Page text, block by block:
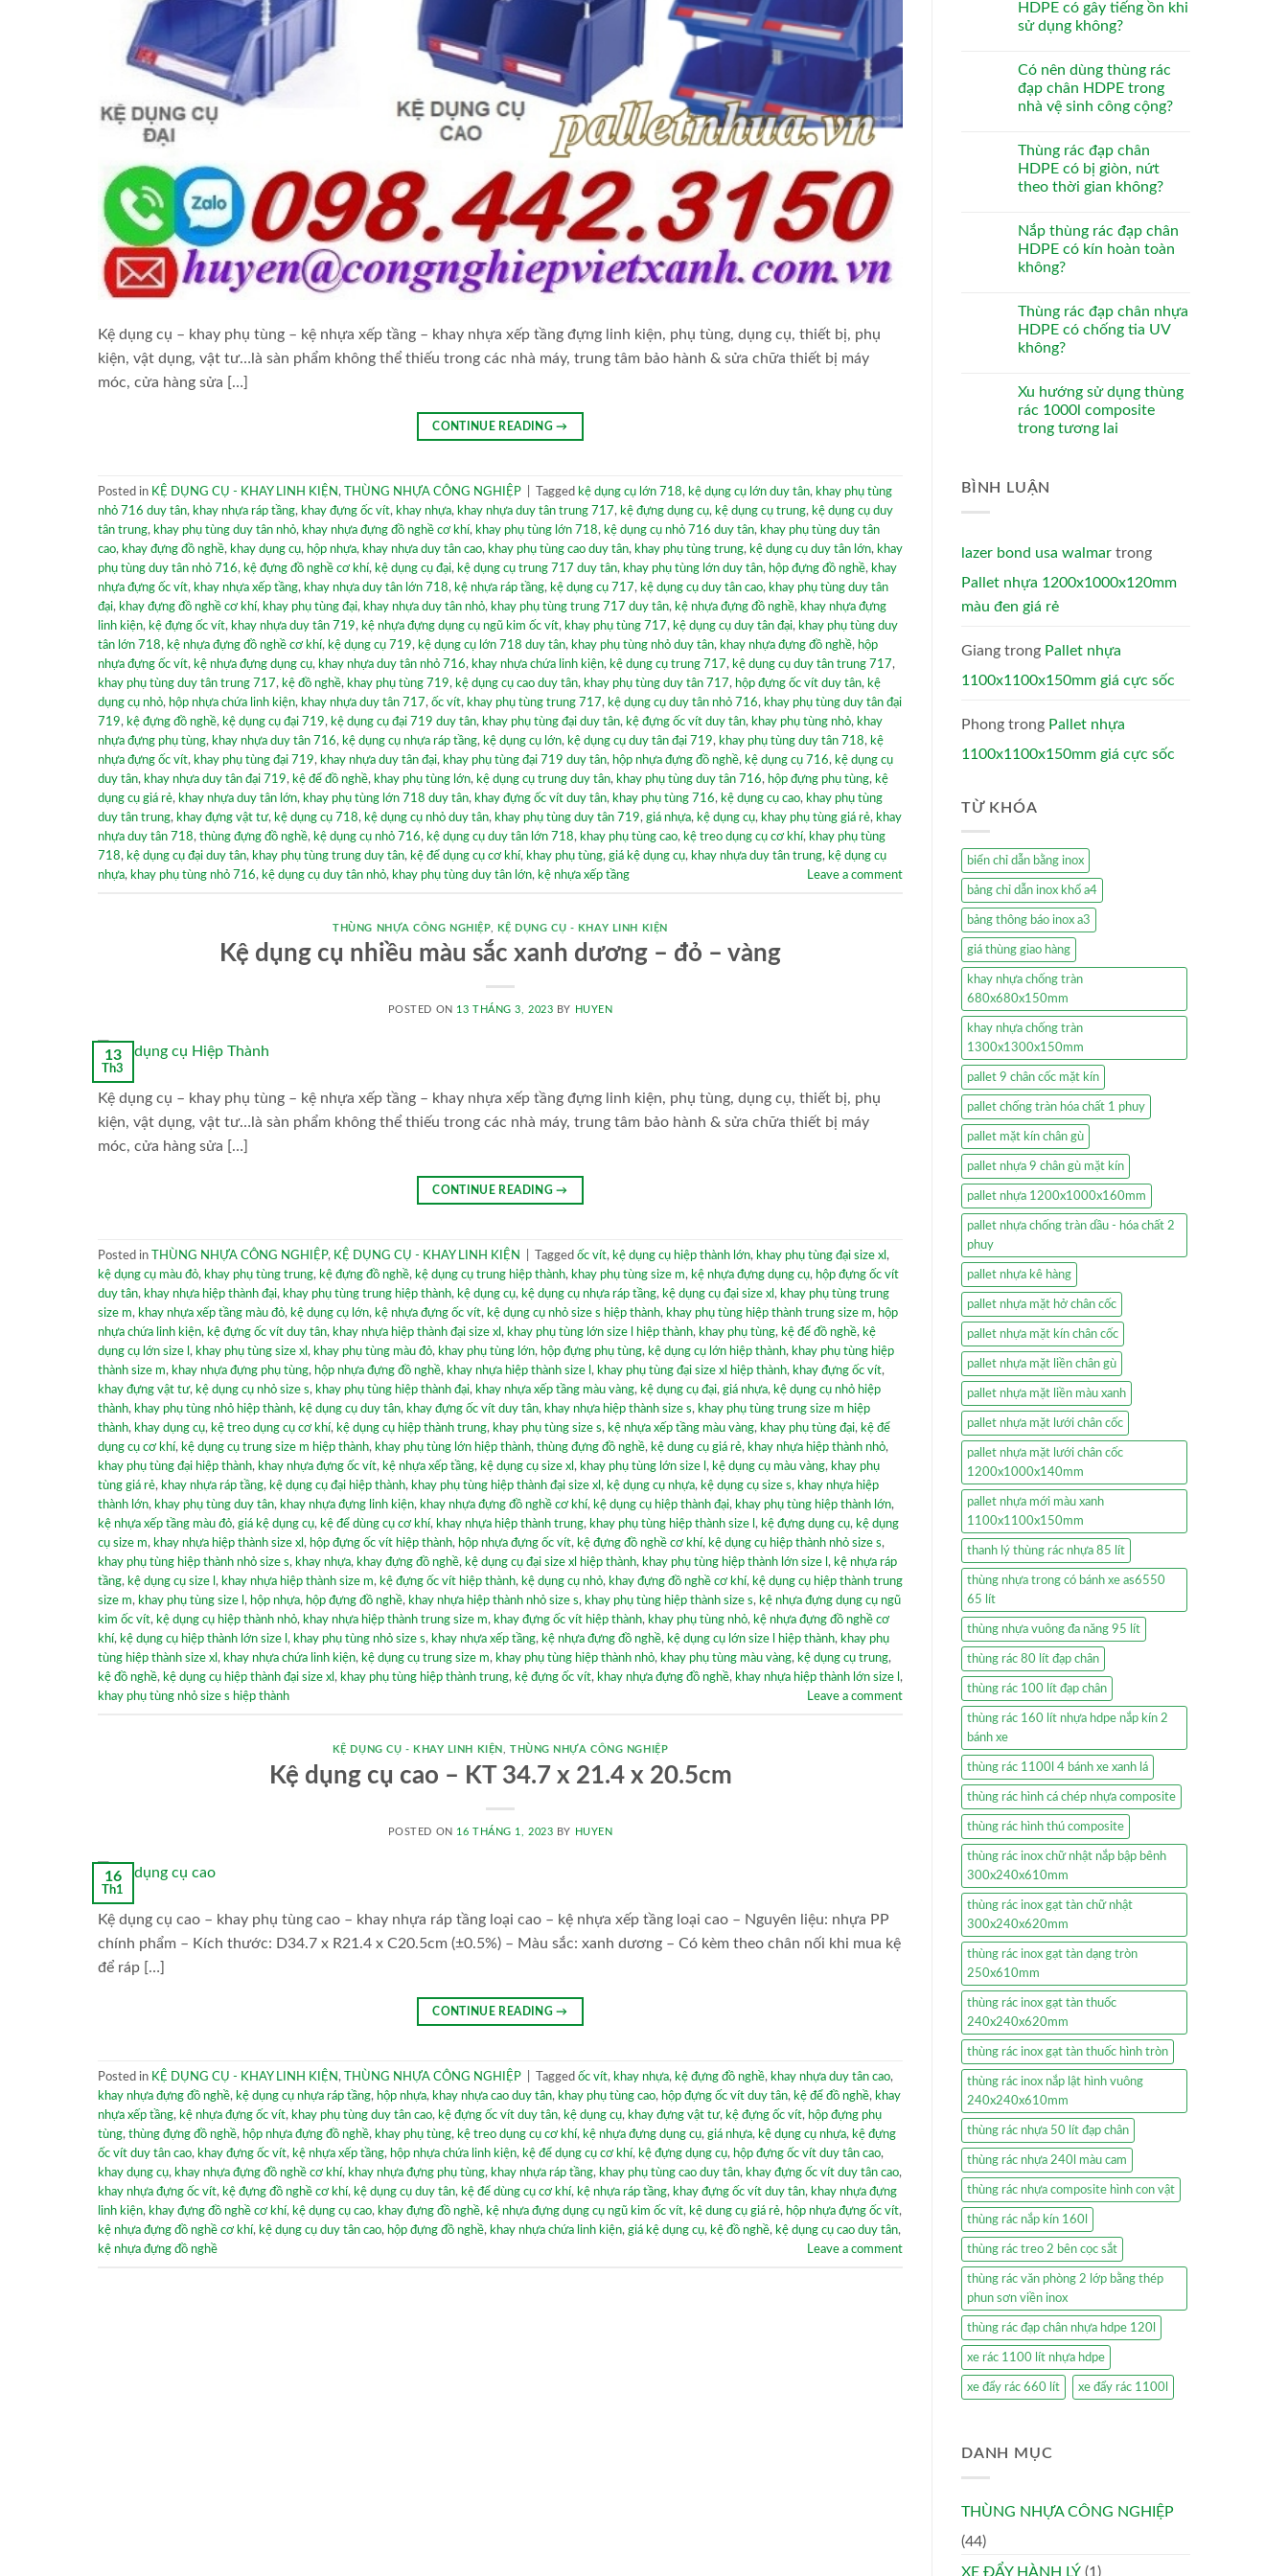
Kệ dụng cụ – khay phụ tùng – kệ nhựa xếp tầng – khay nhựa xếp tầng đựng linh kiện, phụ tùng, dụng cụ, thiết bị, phụ
kiện, vật dụng, vật tư…là sàn phẩm không thể thiếu trong các nhà máy, trung tâm bảo hành & sửa chữa thiết bị máy
móc, cửa hàng sửa […]
CONTINUE READING→
Posted in KỆ DỤNG CỤ - KHAY LINH KIỆN , THÙNG NHỰA CÔNG NGHIỆP Tagged kệ dụng cụ lớn 718, kệ dụng cụ lớn duy tân, khay phụ tùng
nhỏ 716 duy tân, khay nhựa ráp tầng, khay đựng ốc vít, khay nhựa, khay nhựa duy tân trung 717, kệ đựng dụng cụ, kệ dụng cụ trung, kệ dụng cụ duy
tân trung, khay phụ tùng duy tân nhỏ, khay nhựa đựng đồ nghề cơ khí, khay phụ tùng lớn 718, kệ dụng cụ nhỏ 716 duy tân, khay phụ tùng duy tân
cao, khay đựng đồ nghề, khay dụng cụ, hộp nhựa, khay nhựa duy tân cao, khay phụ tùng cao duy tân, khay phụ tùng trung, kệ dụng cụ duy tân lớn, khay
phụ tùng duy tân nhỏ 716, kệ đựng đồ nghề cơ khí, kệ dụng cụ đại, kệ dụng cụ trung 717 duy tân, khay phụ tùng lớn duy tân, hộp đựng đồ nghề, khay
nhựa đựng ốc vít, khay nhựa xếp tầng, khay nhựa duy tân lớn 718, kệ nhựa ráp tầng, kệ dụng cụ 717, kệ dụng cụ duy tân cao, khay phụ tùng duy tân
đại, khay đựng đồ nghề cơ khí, khay phụ tùng đại, khay nhựa duy tân nhỏ, khay phụ tùng trung 717 duy tân, kệ nhựa đựng đồ nghề, khay nhựa đựng
linh kiện, kệ đựng ốc vít, khay nhựa duy tân 719, kệ nhựa đựng dụng cụ ngũ kim ốc vít, khay phụ tùng 717, kệ dụng cụ duy tân đại, khay phụ tùng duy
tân lớn 718, kệ nhựa đựng đồ nghề cơ khí, kệ dụng cụ 719, kệ dụng cụ lớn 718 duy tân, khay phụ tùng nhỏ duy tân, khay nhựa đựng đồ nghề, hộp
nhựa đựng ốc vít, kệ nhựa đựng dụng cụ, khay nhựa duy tân nhỏ 716, khay nhựa chứa linh kiện, kệ dụng cụ trung 717, kệ dụng cụ duy tân trung 717,
khay phụ tùng duy tân trung 717, kệ đồ nghề, khay phụ tùng 719, kệ dụng cụ cao duy tân, khay phụ tùng duy tân 717, hộp đựng ốc vít duy tân, kệ
dụng cụ nhỏ, hộp nhựa chứa linh kiện, khay nhựa duy tân 717, ốc vít, khay phụ tùng trung 717, kệ dụng cụ duy tân nhỏ 716, khay phụ tùng duy tân đại
719, kệ đựng đồ nghề, kệ dụng cụ đại 719, kệ dụng cụ đại 719 duy tân, khay phụ tùng đại duy tân, kệ đựng ốc vít duy tân, khay phụ tùng nhỏ, khay
nhựa đựng phụ tùng, khay nhựa duy tân 716, kệ dụng cụ nhựa ráp tầng, kệ dụng cụ lớn, kệ dụng cụ duy tân đại 719, khay phụ tùng duy tân 718, kệ
nhựa đựng ốc vít, khay phụ tùng đại 719, khay nhựa duy tân đại, khay phụ tùng đại 719 duy tân, hộp nhựa đựng đồ nghề, kệ dụng cụ 716, kệ dụng cụ
duy tân, khay nhựa duy tân đại 719, kệ để đồ nghề, khay phụ tùng lớn, kệ dụng cụ trung duy tân, khay phụ tùng duy tân 716, hộp đựng phụ tùng, kệ
dụng cụ giá rẻ, khay nhựa duy tân lớn, khay phụ tùng lớn 718 duy tân, khay đựng ốc vít duy tân, khay phụ tùng 716, kệ dụng cụ cao, khay phụ tùng
duy tân trung, khay đựng vật tư, kệ dụng cụ 718, kệ dụng cụ nhỏ duy tân, khay phụ tùng duy tân 719, giá nhựa, kệ dụng cụ, khay phụ tùng giá rẻ, khay
nhựa duy tân 718, thùng đựng đồ nghề, kệ dụng cụ nhỏ 716, kệ dụng cụ duy tân lớn 718, khay phụ tùng cao, kệ treo dụng cụ cơ khí, khay phụ tùng
718, kệ dụng cụ đại duy tân, khay phụ tùng trung duy tân, kệ để dụng cụ cơ khí, khay phụ tùng, giá kệ dụng cụ, khay nhựa duy tân trung, kệ dụng cụ
nhựa, khay phụ tùng nhỏ 716, kệ dụng cụ duy tân nhỏ, khay phụ tùng duy tân lớn, kệ nhựa xếp tầng Leave a comment
THÙNG NHỰA CÔNG NGHIỆP, KỆ DỤNG CỤ - KHAY LINH KIỆN
Kệ dụng cụ nhiều màu sắc xanh dương – đỏ – vàng
POSTED ON 13 THÁNG 3, 2023 BY HUYEN
13
Th3
Kệ dụng cụ – khay phụ tùng – kệ nhựa xếp tầng – khay nhựa xếp tầng đựng linh kiện, phụ tùng, dụng cụ, thiết bị, phụ
kiện, vật dụng, vật tư…là sàn phẩm không thể thiếu trong các nhà máy, trung tâm bảo hành & sửa chữa thiết bị máy
móc, cửa hàng sửa […]
CONTINUE READING→
Posted in THÙNG NHỰA CÔNG NGHIỆP, KỆ DỤNG CỤ - KHAY LINH KIỆN Tagged ốc vít, kệ dụng cụ hiệp thành lớn, khay phụ tùng đại size xl ,
kệ dụng cụ màu đỏ, khay phụ tùng trung, kệ đựng đồ nghề, kệ dụng cụ trung hiệp thành, khay phụ tùng size m, kệ nhựa đựng dụng cụ, hộp đựng ốc vít
duy tân, khay nhựa hiệp thành đại, khay phụ tùng trung hiệp thành, kệ dụng cụ, kệ dụng cụ nhựa ráp tầng, kệ dụng cụ đại size xl , khay phụ tùng trung
size m, khay nhựa xếp tầng màu đỏ, kệ dụng cụ lớn, kệ nhựa đựng ốc vít, kệ dụng cụ nhỏ size s hiệp thành, khay phụ tùng hiệp thành trung size m, hộp
nhựa chứa linh kiện, kệ đựng ốc vít duy tân, khay nhựa hiệp thành đại size xl , khay phụ tùng lớn size l hiệp thành, khay phụ tùng, kệ để đồ nghề, kệ
dụng cụ lớn size l , khay phụ tùng size xl , khay phụ tùng màu đỏ, khay phụ tùng lớn, hộp đựng phụ tùng, kệ dụng cụ lớn hiệp thành, khay phụ tùng hiệp
thành size m, khay nhựa đựng phụ tùng, hộp nhựa đựng đồ nghề, khay nhựa hiệp thành size l , khay phụ tùng đại size xl hiệp thành, khay đựng ốc vít,
khay đựng vật tư, kệ dụng cụ nhỏ size s, khay phụ tùng hiệp thành đại, khay nhựa xếp tầng màu vàng, kệ dụng cụ đại, giá nhựa, kệ dụng cụ nhỏ hiệp
thành, khay phụ tùng nhỏ hiệp thành, kệ dụng cụ duy tân, khay đựng ốc vít duy tân, khay nhựa hiệp thành size s, khay phụ tùng trung size m hiệp
thành, khay dụng cụ, kệ treo dụng cụ cơ khí, kệ dụng cụ hiệp thành trung, khay phụ tùng size s, kệ nhựa xếp tầng màu vàng, khay phụ tùng đại, kệ để
dụng cụ cơ khí, kệ dụng cụ trung size m hiệp thành, khay phụ tùng lớn hiệp thành, thùng đựng đồ nghề, kệ dung cụ giá rẻ, khay nhựa hiệp thành nhỏ,
khay phụ tùng đại hiệp thành, khay nhựa đựng ốc vít, kệ nhựa xếp tầng, kệ dụng cụ size xl , khay phụ tùng lớn size l , kệ dụng cụ màu vàng, khay phụ
tùng giá rẻ, khay nhựa ráp tầng, kệ dụng cụ đại hiệp thành, khay phụ tùng hiệp thành đại size xl , kệ dụng cụ nhựa, kệ dụng cụ size s, khay nhựa hiệp
thành lớn, khay phụ tùng duy tân, khay nhựa đựng linh kiện, khay nhựa đựng đồ nghề cơ khí, kệ dụng cụ hiệp thành đại, khay phụ tùng hiệp thành lớn,
kệ nhựa xếp tầng màu đỏ, giá kệ dụng cụ, kệ để dùng cụ cơ khí, khay nhựa hiệp thành trung, khay phụ tùng hiệp thành size l , kệ đựng dụng cụ, kệ dụng
cụ size m, khay nhựa hiệp thành size xl , hộp đựng ốc vít hiệp thành, hộp nhựa đựng ốc vít, kệ đựng đồ nghề cơ khí, kệ dụng cụ hiệp thành nhỏ size s,
khay phụ tùng hiệp thành nhỏ size s, khay nhựa, khay đựng đồ nghề, kệ dụng cụ đại size xl hiệp thành, khay phụ tùng hiệp thành lớn size l , kệ nhựa ráp
tầng, kệ dụng cụ size l , khay nhựa hiệp thành size m, kệ đựng ốc vít hiệp thành, kệ dụng cụ nhỏ, khay đựng đồ nghề cơ khí, kệ dụng cụ hiệp thành trung
size m, khay phụ tùng size l , hộp nhựa, hộp đựng đồ nghề, khay nhựa hiệp thành nhỏ size s, khay phụ tùng hiệp thành size s, kệ nhựa đựng dụng cụ ngũ
kim ốc vít, kệ dụng cụ hiệp thành nhỏ, khay nhựa hiệp thành trung size m, khay đựng ốc vít hiệp thành, khay phụ tùng nhỏ, kệ nhựa đựng đồ nghề cơ
khí, kệ dụng cụ hiệp thành lớn size l , khay phụ tùng nhỏ size s, khay nhựa xếp tầng, kệ nhựa đựng đồ nghề, kệ dụng cụ lớn size l hiệp thành, khay phụ
tùng hiệp thành size xl , khay nhựa chứa linh kiện, kệ dụng cụ trung size m, khay phụ tùng hiệp thành nhỏ, khay phụ tùng màu vàng, kệ dụng cụ trung,
kệ đồ nghề, kệ dụng cụ hiệp thành đại size xl , khay phụ tùng hiệp thành trung, kệ đựng ốc vít, khay nhựa đựng đồ nghề, khay nhựa hiệp thành lớn size l ,
khay phụ tùng nhỏ size s hiệp thành
Leave a comment
KỆ DỤNG CỤ - KHAY LINH KIỆN THÙNG NHỰA CÔNG NGHIỆP
Kệ dụng cụ cao – KT 34.7 x 21.4 x 20.5cm
POSTED ON 16 THÁNG 1, 2023 BY HUYEN
16
Th1
Kệ dụng cụ cao – khay phụ tùng cao – khay nhựa ráp tầng loại cao – kệ nhựa xếp tầng loại cao – Nguyên liệu: nhựa PP
chính phẩm – Kích thước: D34.7 x R21.4 x C20.5cm (±0.5%) – Màu sắc: xanh dương – Có kèm theo chân nối khi mua kệ
để ráp […]
CONTINUE READING→
Posted in KỆ DỤNG CỤ - KHAY LINH KIỆN , THÙNG NHỰA CÔNG NGHIỆP Tagged ốc vít, khay nhựa, kệ đựng đồ nghề, khay nhựa duy tân cao,
khay nhựa đựng đồ nghề, kệ dụng cụ nhựa ráp tầng, hộp nhựa, khay nhựa cao duy tân, khay phụ tùng cao, hộp đựng ốc vít duy tân, kệ để đồ nghề, khay
nhựa xếp tầng, kệ nhựa đựng ốc vít, khay phụ tùng duy tân cao, kệ đựng ốc vít duy tân, kệ dụng cụ, khay đựng vật tư, kệ đựng ốc vít, hộp đựng phụ
tùng, thùng đựng đồ nghề, hộp nhựa đựng đồ nghề, khay phụ tùng, kệ treo dụng cụ cơ khí, kệ nhựa đựng dụng cụ, giá nhựa, kệ dụng cụ nhựa, kệ đựng
ốc vít duy tân cao, khay đựng ốc vít, kệ nhựa xếp tầng, hộp nhựa chứa linh kiện, kệ để dụng cụ cơ khí, kệ đựng dụng cụ, hộp đựng ốc vít duy tân cao,
khay dụng cụ, khay nhựa đựng đồ nghề cơ khí, khay nhựa đựng phụ tùng, khay nhựa ráp tầng, khay phụ tùng cao duy tân, khay đựng ốc vít duy tân cao,
khay nhựa đựng ốc vít, kệ đựng đồ nghề cơ khí, kệ dụng cụ duy tân, kệ để dùng cụ cơ khí, kệ nhựa ráp tầng, khay đựng ốc vít duy tân, khay nhựa đựng
linh kiện, khay đựng đồ nghề cơ khí, kệ dụng cụ cao, khay đựng đồ nghề, kệ nhựa đựng dụng cụ ngũ kim ốc vít, kệ dung cụ giá rẻ, hộp nhựa đựng ốc vít,
kệ nhựa đựng đồ nghề cơ khí, kệ dụng cụ duy tân cao, hộp đựng đồ nghề, khay nhựa chứa linh kiện, giá kệ dụng cụ, kệ đồ nghề, kệ dụng cụ cao duy tân,
kệ nhựa đựng đồ nghề
Leave a comment
HDPE có gây tiếng ồn khi
sử dụng không?
Có nên dùng thùng rác
đạp chân HDPE trong
nhà vệ sinh công cộng?
Thùng rác đạp chân
HDPE có bị giòn, nứt
theo thời gian không?
Nắp thùng rác đạp chân
HDPE có kín hoàn toàn
không?
Thùng rác đạp chân nhựa
HDPE có chống tia UV
không?
Xu hướng sử dụng thùng
rác 1000l composite
trong tương lai
BÌNH LUẬN
lazer bond usa walmar trong
Pallet nhựa 1200x1000x120mm
màu đen giá rẻ
Giang trong Pallet nhựa
1100x1100x150mm giá cực sốc
Phong trong Pallet nhựa
1100x1100x150mm giá cực sốc
TỪ KHÓA
biển chỉ dẫn bằng inox
bảng chỉ dẫn inox khổ a4
bảng thông báo inox a3
giá thùng giao hàng
khay nhựa chống tràn
680x680x150mm
khay nhựa chống tràn
1300x1300x150mm
pallet 9 chân cốc mặt kín
pallet chống tràn hóa chất 1 phuy
pallet mặt kín chân gù
pallet nhựa 9 chân gù mặt kín
pallet nhựa 1200x1000x160mm
pallet nhựa chống tràn dầu - hóa chất 2
phuy
pallet nhựa kê hàng
pallet nhựa mặt hở chân cốc
pallet nhựa mặt kín chân cốc
pallet nhựa mặt liền chân gù
pallet nhựa mặt liền màu xanh
pallet nhựa mặt lưới chân cốc
pallet nhựa mặt lưới chân cốc
1200x1000x140mm
pallet nhựa mới màu xanh
1100x1100x150mm
thanh lý thùng rác nhựa 85 lít
thùng nhựa trong có bánh xe as6550
65 lít
thùng nhựa vuông đa năng 95 lít
thùng rác 80 lít đạp chân
thùng rác 100 lít đạp chân
thùng rác 160 lít nhựa hdpe nắp kín 2
bánh xe
thùng rác 1100l 4 bánh xe xanh lá
thùng rác hình cá chép nhựa composite
thùng rác hình thú composite
thùng rác inox chữ nhật nắp bập bênh
300x240x610mm
thùng rác inox gạt tàn chữ nhật
300x240x620mm
thùng rác inox gạt tàn dạng tròn
250x610mm
thùng rác inox gạt tàn thuốc
240x240x620mm
thùng rác inox gạt tàn thuốc hình tròn
thùng rác inox nắp lật hình vuông
240x240x610mm
thùng rác nhựa 50 lít đạp chân
thùng rác nhựa 240l màu cam
thùng rác nhựa composite hình con vật
thùng rác nắp kín 160l
thùng rác treo 2 bên cọc sắt
thùng rác văn phòng 2 lớp bằng thép
phun sơn viền inox
thùng rác đạp chân nhựa hdpe 120l
xe rác 1100 lít nhựa hdpe
xe đẩy rác 660 lít xe đẩy rác 1100l
DANH MỤC
THÙNG NHỰA CÔNG NGHIỆP
(44)
XE ĐẨY HÀNH LÝ (1)